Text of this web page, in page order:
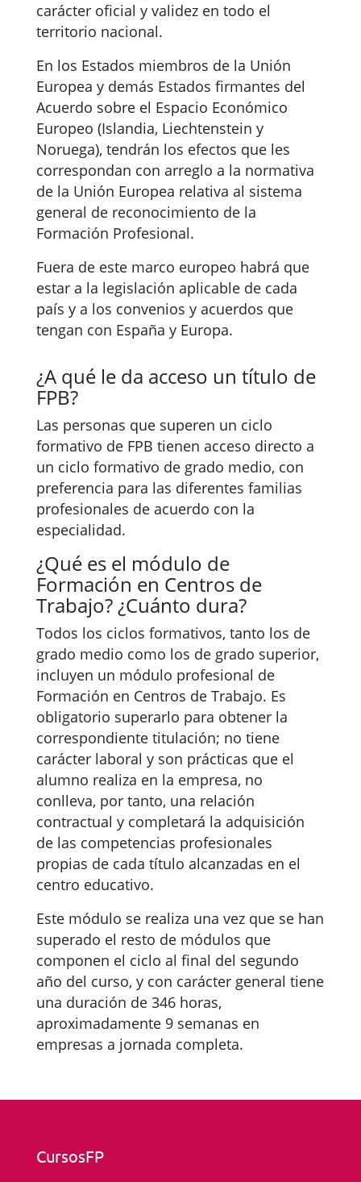
carácter oficial y validez en todo el
territorio nacional.
En los Estados miembros de la Unión
Europea y demás Estados firmantes del
Acuerdo sobre el Espacio Económico
Europeo (Islandia, Liechtenstein y
Noruega), tendrán los efectos que les
correspondan con arreglo a la normativa
de la Unión Europea relativa al sistema
general de reconocimiento de la
Formación Profesional.
Fuera de este marco europeo habrá que
estar a la legislación aplicable de cada
país y a los convenios y acuerdos que
tengan con España y Europa.
¿A qué le da acceso un título de
FPB?
Las personas que superen un ciclo
formativo de FPB tienen acceso directo a
un ciclo formativo de grado medio, con
preferencia para las diferentes familias
profesionales de acuerdo con la
especialidad.
¿Qué es el módulo de
Formación en Centros de
Trabajo? ¿Cuánto dura?
Todos los ciclos formativos, tanto los de
grado medio como los de grado superior,
incluyen un módulo profesional de
Formación en Centros de Trabajo. Es
obligatorio superarlo para obtener la
correspondiente titulación; no tiene
carácter laboral y son prácticas que el
alumno realiza en la empresa, no
conlleva, por tanto, una relación
contractual y completará la adquisición
de las competencias profesionales
propias de cada título alcanzadas en el
centro educativo.
Este módulo se realiza una vez que se han
superado el resto de módulos que
componen el ciclo al final del segundo
año del curso, y con carácter general tiene
una duración de 346 horas,
aproximadamente 9 semanas en
empresas a jornada completa.
CursosFP